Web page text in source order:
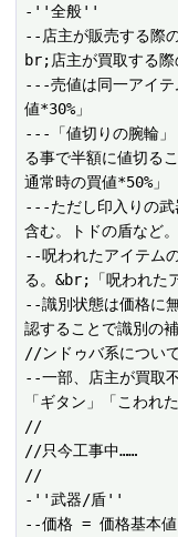
-''全般''
--店主が販売する際
br;店主が買取する際
---売値は同一アイテ
値*30%」
---「値切りの腕輪」
る事で半額に値切る
通常時の買値*50%」
---ただし印入りの武
含む。トドの盾など
--呪われたアイテム
る。&br;「呪われた
--識別状態は価格に
認することで識別の
//ンドゥバ系について
--一部、店主が買取
「ギタン」「こわれ
//
//只今工事中……
//
-''武器/盾''
--価格 = 価格基本